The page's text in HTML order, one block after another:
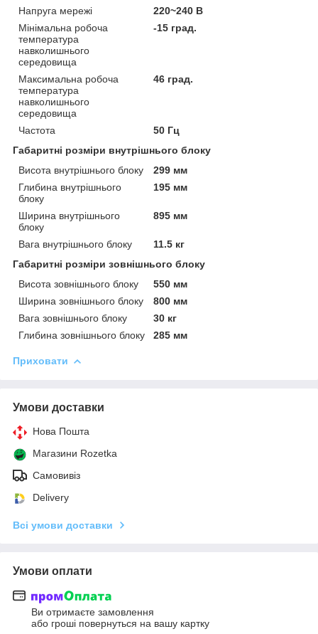
Напруга мережі
220~240 В
Мінімальна робоча
температура
навколишнього
середовища
-15 град.
Максимальна робоча
температура
навколишнього
середовища
46 град.
Частота
50 Гц
Габаритні розміри внутрішнього блоку
Висота внутрішнього блоку
299 мм
Глибина внутрішнього
блоку
195 мм
Ширина внутрішнього
блоку
895 мм
Вага внутрішнього блоку
11.5 кг
Габаритні розміри зовнішнього блоку
Висота зовнішнього блоку
550 мм
Ширина зовнішнього блоку
800 мм
Вага зовнішнього блоку
30 кг
Глибина зовнішнього блоку
285 мм
Приховати
Умови доставки
Нова Пошта
Магазини Rozetka
Самовивіз
Delivery
Всі умови доставки
Умови оплати
Ви отримаєте замовлення
або гроші повернуться на вашу картку